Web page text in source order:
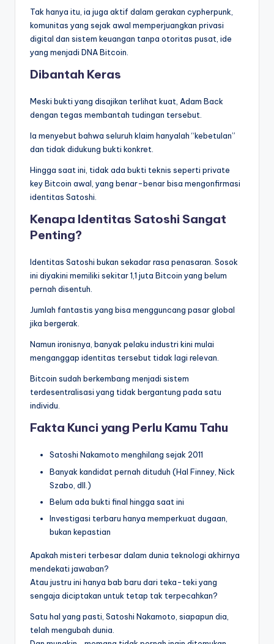
Tak hanya itu, ia juga aktif dalam gerakan cypherpunk,
komunitas yang sejak awal memperjuangkan privasi
digital dan sistem keuangan tanpa otoritas pusat, ide
yang menjadi DNA Bitcoin.
Dibantah Keras
Meski bukti yang disajikan terlihat kuat, Adam Back
dengan tegas membantah tudingan tersebut.
Ia menyebut bahwa seluruh klaim hanyalah “kebetulan”
dan tidak didukung bukti konkret.
Hingga saat ini, tidak ada bukti teknis seperti private
key Bitcoin awal, yang benar-benar bisa mengonfirmasi
identitas Satoshi.
Kenapa Identitas Satoshi Sangat
Penting?
Identitas Satoshi bukan sekadar rasa penasaran. Sosok
ini diyakini memiliki sekitar 1,1 juta Bitcoin yang belum
pernah disentuh.
Jumlah fantastis yang bisa mengguncang pasar global
jika bergerak.
Namun ironisnya, banyak pelaku industri kini mulai
menganggap identitas tersebut tidak lagi relevan.
Bitcoin sudah berkembang menjadi sistem
terdesentralisasi yang tidak bergantung pada satu
individu.
Fakta Kunci yang Perlu Kamu Tahu
Satoshi Nakamoto menghilang sejak 2011
Banyak kandidat pernah dituduh (Hal Finney, Nick
Szabo, dll.)
Belum ada bukti final hingga saat ini
Investigasi terbaru hanya memperkuat dugaan,
bukan kepastian
Apakah misteri terbesar dalam dunia teknologi akhirnya
mendekati jawaban?
Atau justru ini hanya bab baru dari teka-teki yang
sengaja diciptakan untuk tetap tak terpecahkan?
Satu hal yang pasti, Satoshi Nakamoto, siapapun dia,
telah mengubah dunia.